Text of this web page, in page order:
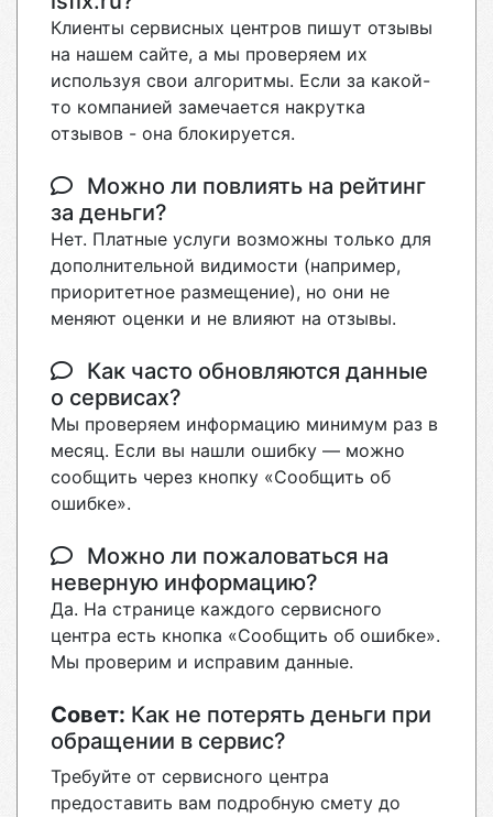
Клиенты сервисных центров пишут отзывы
на нашем сайте, а мы проверяем их
используя свои алгоритмы. Если за какой-
то компанией замечается накрутка
отзывов - она блокируется.
Можно ли повлиять на рейтинг
за деньги?
Нет. Платные услуги возможны только для
дополнительной видимости (например,
приоритетное размещение), но они не
меняют оценки и не влияют на отзывы.
Как часто обновляются данные
о сервисах?
Мы проверяем информацию минимум раз в
месяц. Если вы нашли ошибку — можно
сообщить через кнопку «Сообщить об
ошибке».
Можно ли пожаловаться на
неверную информацию?
Да. На странице каждого сервисного
центра есть кнопка «Сообщить об ошибке».
Мы проверим и исправим данные.
Совет: Как не потерять деньги при
обращении в сервис?
Требуйте от сервисного центра
предоставить вам подробную смету до